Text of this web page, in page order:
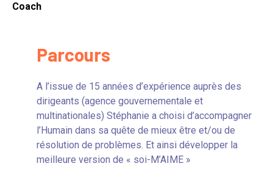
Coach
Parcours
A l’issue de 15 années d’expérience auprès des
dirigeants (agence gouvernementale et
multinationales) Stéphanie a choisi d’accompagner
l’Humain dans sa quête de mieux être et/ou de
résolution de problèmes. Et ainsi développer la
meilleure version de « soi-M’AIME »